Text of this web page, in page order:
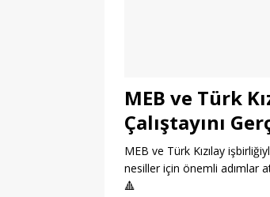
MEB ve Türk
Çalıştayını
MEB ve Türk Kızılay
nesiller için önemli adımlar
🔺